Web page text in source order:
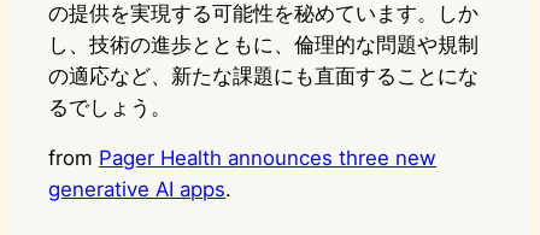
の提供を実現する可能性を秘めています。しか
し、技術の進歩とともに、倫理的な問題や規制
の適応など、新たな課題にも直面することにな
るでしょう。
from Pager Health announces three new
generative AI apps.